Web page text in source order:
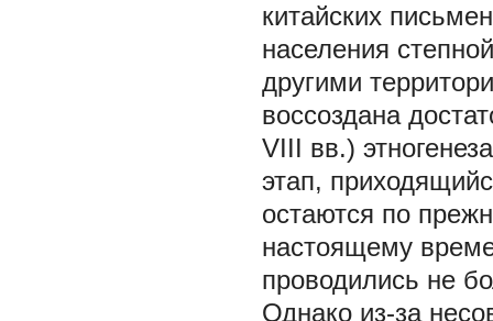
китайских
населения
другими
воссоздана
VIII вв.)
этап,
остаются по
настоящему
проводились не
Однако из-за